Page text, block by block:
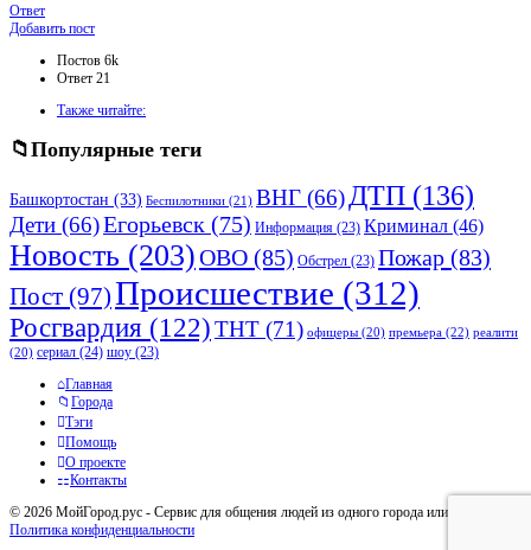
Ответ
Боковая
Добавить пост
Статистика
Постов 6k
Ответ 21
Также читайте:
Популярные теги
Башкортостан (33) Беспилотники (21) ВНГ (66) ДТП (136)
Дети (66)Егорьевск (75) Информация (23) Криминал (46)
Новость (203)ОВО (85) Обстрел (23) Пожар (83)
Пост (97)Происшествие (312)
Росгвардия (122)ТНТ (71) офицеры (20) премьера (22) реалити
(20) сериал (24) шоу (23)
Исследовать
Главная
Города
Тэги
Помощь
О проекте
Контакты
© 2026 МойГород.рус - Cервис для общения людей из одного города или района
Политика конфиденциальности